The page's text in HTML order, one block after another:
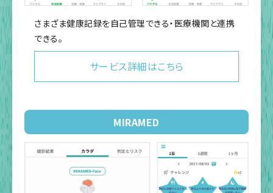
さまざま健康記録を自己管理できる・医療機関と連携
できる。
サービス詳細はこちら
MIRAMED